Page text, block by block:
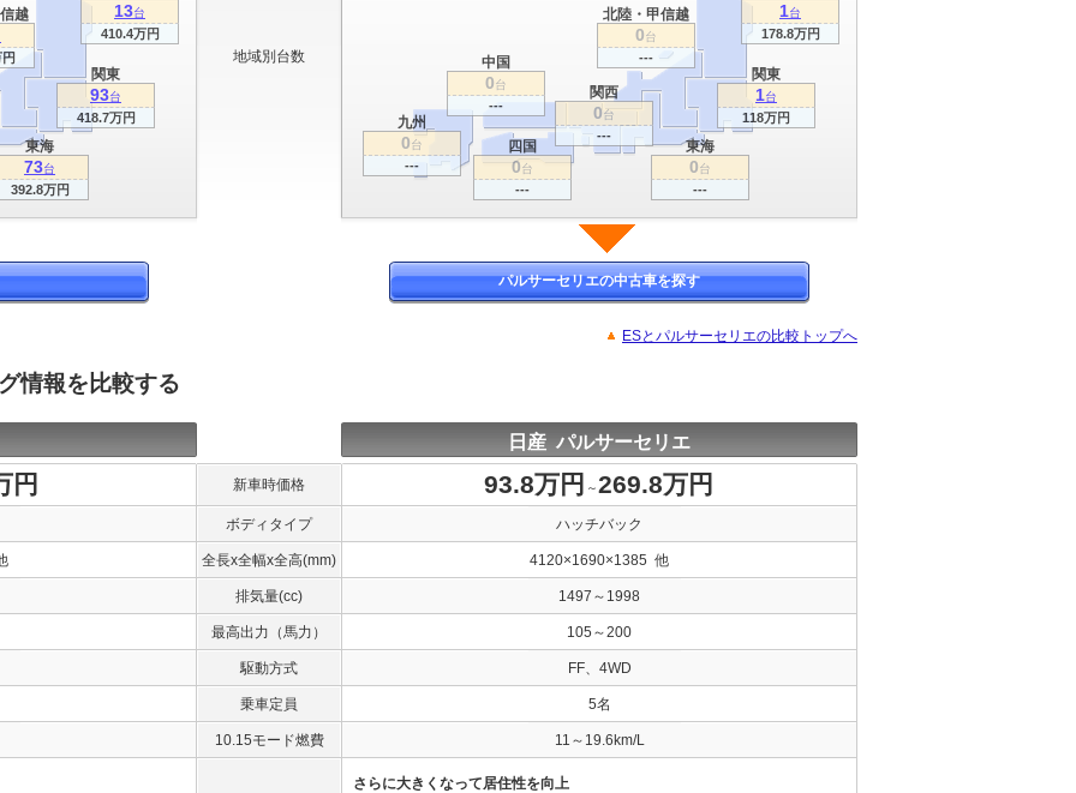
関東
93台
418.7万円
東海
73台
392.8万円
13台
410.4万円
越
地域別台数
関東
1台
118万円
関西
0台
---
東海
0台
---
九州
0台
---
1台
178.8万円
北陸・甲信越
0台
---
中国
0台
---
四国
0台
---
パルサーセリエの中古車を探す
ESとパルサーセリエの比較トップへ
情報を比較する
日産 パルサーセリエ
円 新車時価格 93.8万円 ～269.8万円
ボディタイプ ハッチバック
全長x全幅x全高(mm) 4120×1690×1385 他
排気量(cc) 1497～1998
最高出力（馬力） 105～200
駆動方式 FF、4WD
乗車定員 5名
10.15モード燃費 11～19.6km/L
さらに大きくなって居住性を向上